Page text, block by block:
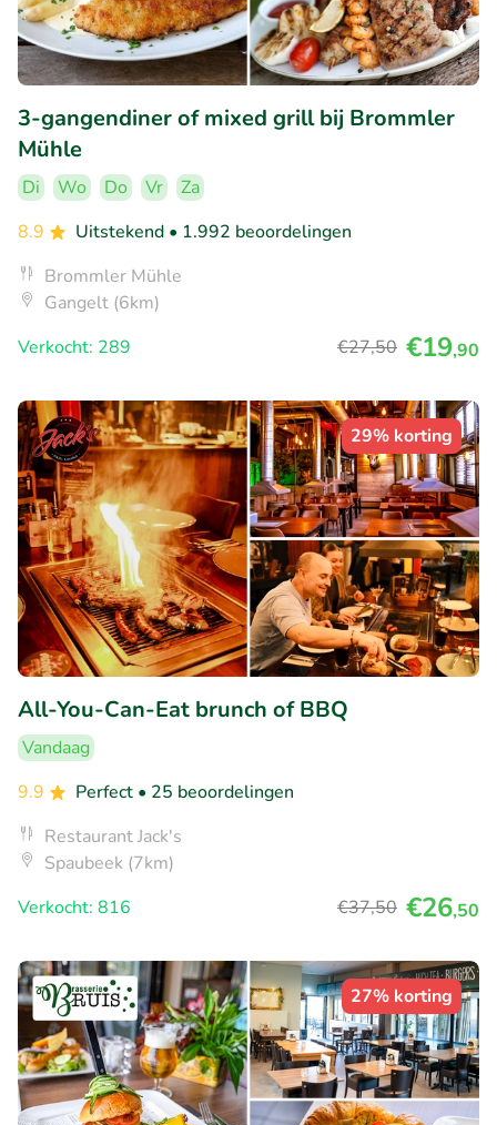
3-gangendiner of mixed grill bij Brommler
Mühle
Di Wo Do Vr
Za
8.9
Uitstekend • 1.992 beoordelingen
Brommler Mühle
Gangelt (6km)
Verkocht: 289
€27,50 €19,90
29% korting
All-You-Can-Eat brunch of BBQ
Vandaag
9.9
Perfect • 25 beoordelingen
Restaurant Jack's
Spaubeek (7km)
Verkocht: 816
€37,50 €26,50
27% korting